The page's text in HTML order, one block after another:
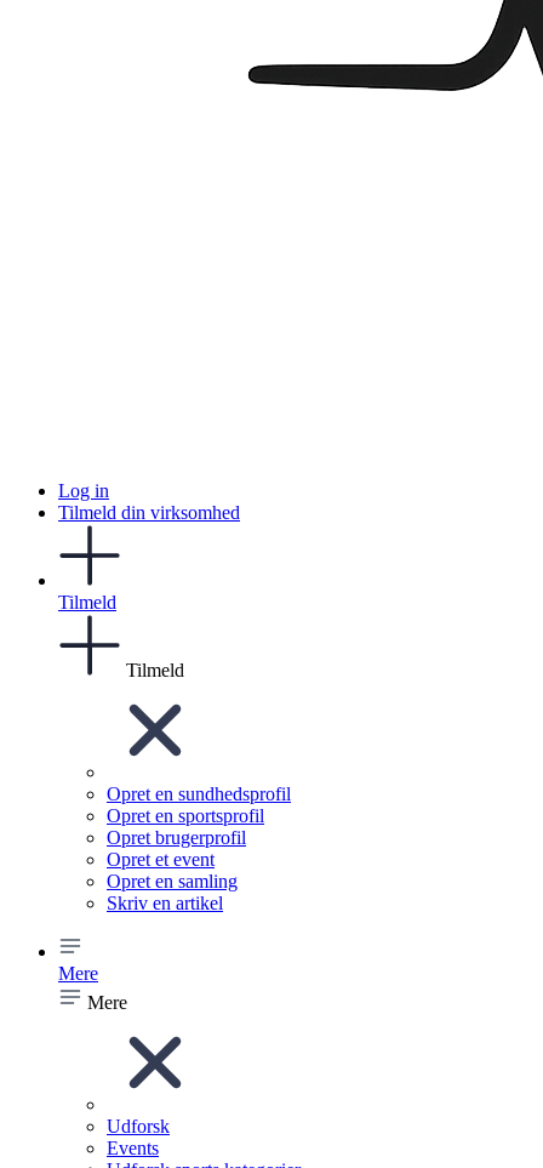
Log in
Tilmeld din virksomhed
Tilmeld
Tilmeld
Opret en sundhedsprofil
Opret en sportsprofil
Opret brugerprofil
Opret et event
Opret en samling
Skriv en artikel
Mere
Mere
Udforsk
Events